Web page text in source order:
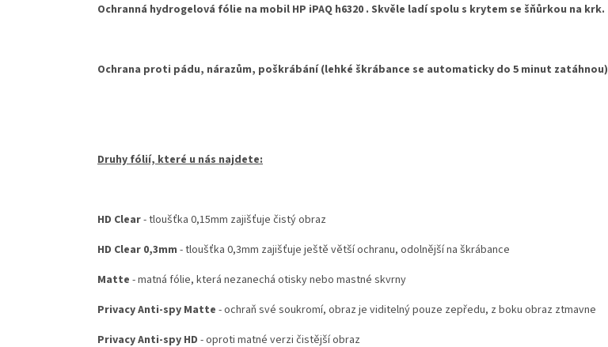
Ochranná hydrogelová fólie na mobil HP iPAQ h6320 . Skvěle ladí spolu s krytem se šňůrkou na krk.
Ochrana proti pádu, nárazům, poškrábání (lehké škrábance se automaticky do 5 minut zatáhnou)
Druhy fólií, které u nás najdete:
HD Clear- tloušťka 0,15mm zajišťuje čistý obraz
HD Clear 0,3mm - tloušťka 0,3mm zajišťuje ještě větší ochranu, odolnější na škrábance
Matte - matná fólie, která nezanechá otisky nebo mastné skvrny
Privacy Anti-spy Matte - ochraň své soukromí, obraz je viditelný pouze zepředu, z boku obraz ztmavne
Privacy Anti-spy HD - oproti matné verzi čistější obraz